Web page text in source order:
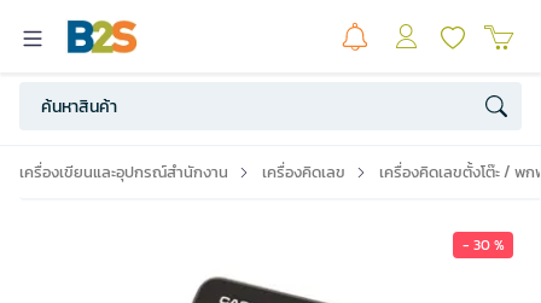
เครื่องเขียนและอุปกรณ์สำนักงาน เครื่องคิดเลข เครื่องคิดเลขตั้งโต๊ะ / พก
- 30 %